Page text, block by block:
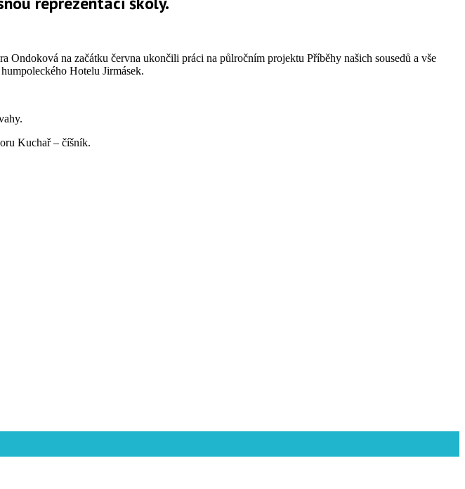
na začátku června ukončili práci na půlročním projektu Příběhy našich sousedů a vše
Hotelu Jirmásek.
Kuchař – číšník.